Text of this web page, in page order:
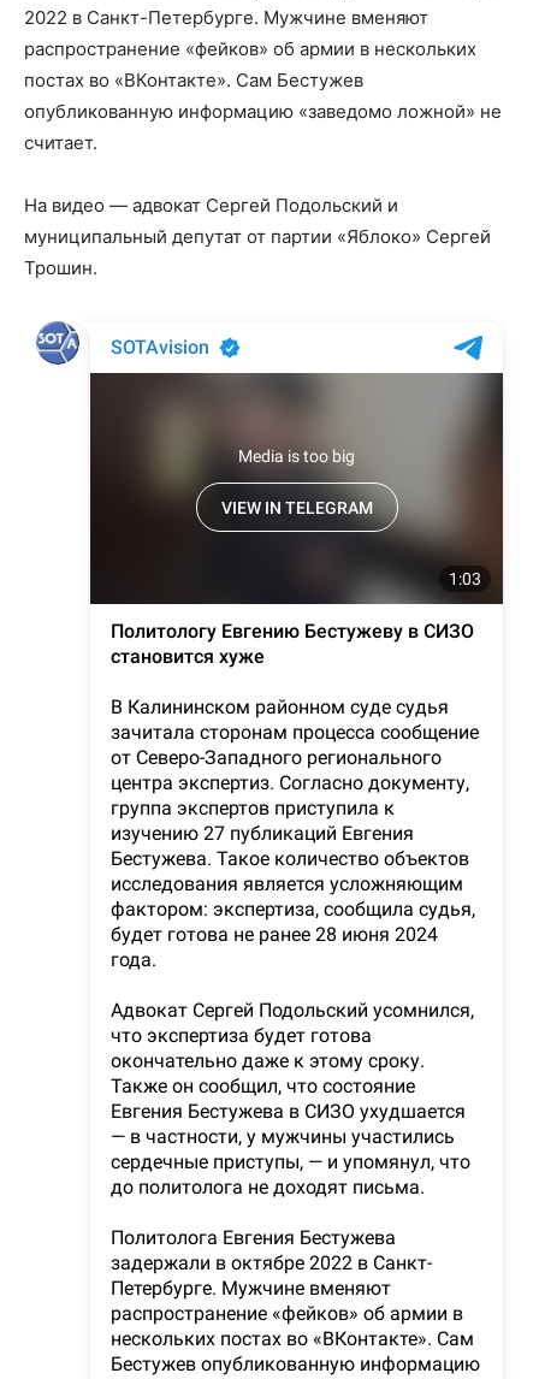
2022 в Санкт-Петербурге. Мужчине вменяют
распространение «фейков» об армии в нескольких
постах во «ВКонтакте». Сам Бестужев
опубликованную информацию «заведомо ложной» не
считает.
На видео — адвокат Сергей Подольский и
муниципальный депутат от партии «Яблоко» Сергей
Трошин.